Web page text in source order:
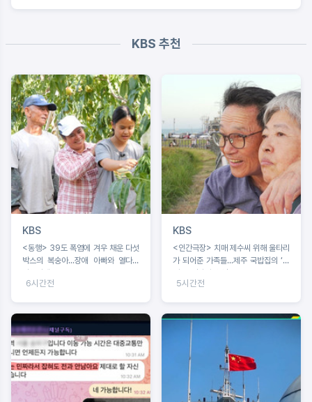
KBS 추천
KBS
<동행> 39도 폭염에 겨우 채운 다섯
박스의 복숭아...장애 아빠와 열다섯
서현이네
6시간전
KBS
<인간극장> 치매 제수씨 위해 울타리
가 되어준 가족들...제주 국밥집의 ‘빠
삐용’ 영자와 순업
5시간전